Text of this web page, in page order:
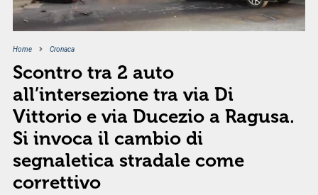
Home Cronaca
Scontro tra 2 auto
all’intersezione tra via Di
Vittorio e via Ducezio a Ragusa.
Si invoca il cambio di
segnaletica stradale come
correttivo